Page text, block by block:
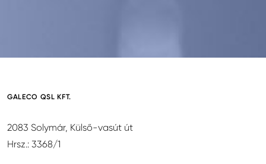
GALECO QSL KFT.
2083 Solymár, Külső-vasút út
Hrsz.: 3368/1